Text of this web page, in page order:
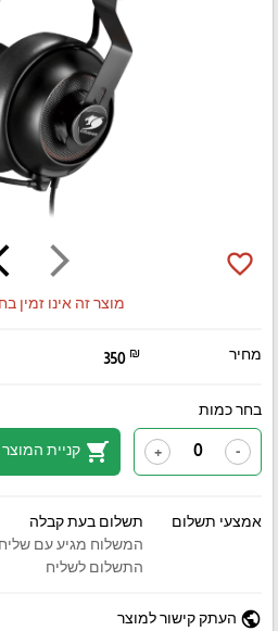
arrow_forward_ios favorite_border
מוצר זה אינו זמין
מחיר 350 ₪
בחר כמות
-
+
shopping_cart קניית
אמצעי תשלום
תשלום בעת קבלה
המשלוח מגיע עם
התשלום לשליח
public העתק קישור למוצר